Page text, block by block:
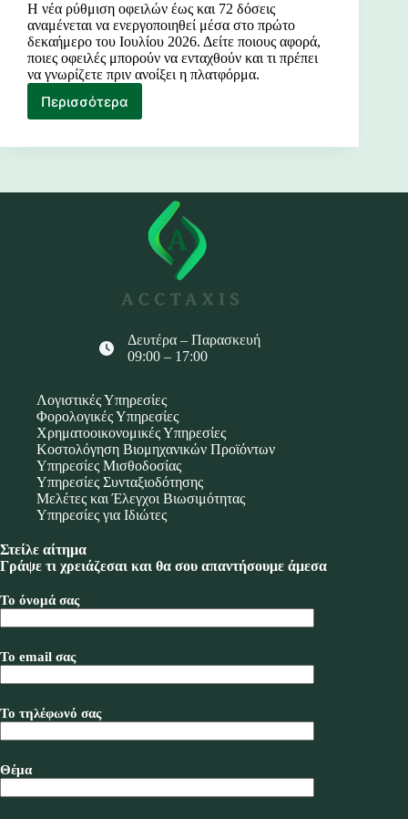
Η νέα ρύθμιση οφειλών έως και 72 δόσεις
αναμένεται να ενεργοποιηθεί μέσα στο πρώτο
δεκαήμερο του Ιουλίου 2026. Δείτε ποιους αφορά,
ποιες οφειλές μπορούν να ενταχθούν και τι πρέπει
να γνωρίζετε πριν ανοίξει η πλατφόρμα.
Περισσότερα
Ρύθμιση
Δευτέρα – Παρασκευή
09:00 – 17:00
Λογιστικές Υπηρεσίες
Φορολογικές Υπηρεσίες
Χρηματοοικονομικές Υπηρεσίες
Κοστολόγηση Βιομηχανικών Προϊόντων
Υπηρεσίες Μισθοδοσίας
Υπηρεσίες Συνταξιοδότησης
Μελέτες και Έλεγχοι Βιωσιμότητας
Υπηρεσίες για Ιδιώτες
Στείλε αίτημα
Γράψε τι χρειάζεσαι και θα σου απαντήσουμε άμεσα
Το όνομά σας
Το email σας
Το τηλέφωνό σας
Θέμα